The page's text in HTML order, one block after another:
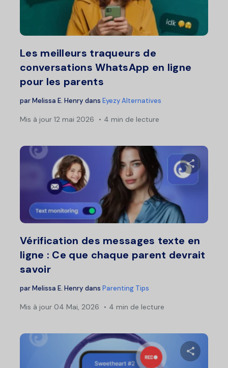
Les meilleurs traqueurs de
conversations WhatsApp en ligne
pour les parents
parMelissa E. Henry dans Eyezy Alternatives
Mis à jour 12 mai 2026 4 min de lecture
Vérification des messages texte en
ligne : Ce que chaque parent devrait
savoir
parMelissa E. Henry dans Parenting Tips
Mis à jour 04 Mai, 2026 4 min de lecture